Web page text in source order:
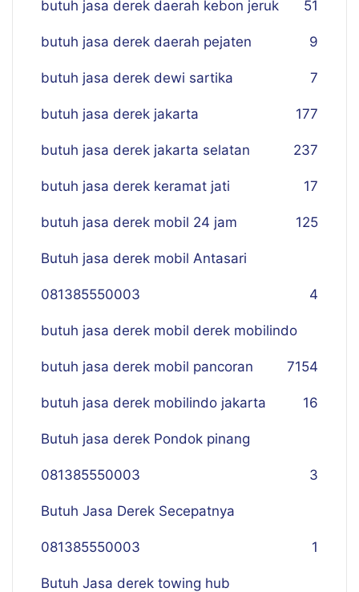
butuh jasa derek daerah kebon jeruk 51
butuh jasa derek daerah pejaten 9
butuh jasa derek dewi sartika 7
butuh jasa derek jakarta 177
butuh jasa derek jakarta selatan 237
butuh jasa derek keramat jati 17
butuh jasa derek mobil 24 jam 125
Butuh jasa derek mobil Antasari
081385550003 4
butuh jasa derek mobil derek mobilindo
154
butuh jasa derek mobil pancoran 7
butuh jasa derek mobilindo jakarta 16
Butuh jasa derek Pondok pinang
081385550003 3
Butuh Jasa Derek Secepatnya
081385550003 1
Butuh Jasa derek towing hub